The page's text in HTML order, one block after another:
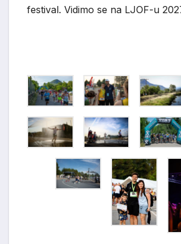
festival. Vidimo se na LJOF-u